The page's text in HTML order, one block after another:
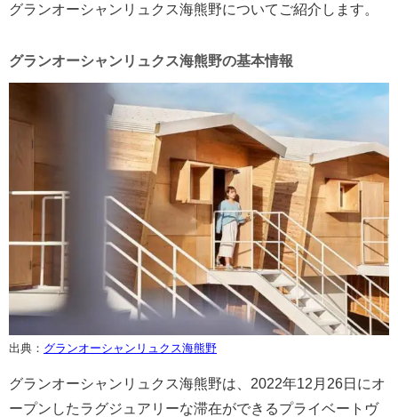
グランオーシャンリュクス海熊野についてご紹介します。
グランオーシャンリュクス海熊野の基本情報
出典： グランオーシャンリュクス海熊野
グランオーシャンリュクス海熊野は、2022年12月26日にオ
ープンしたラグジュアリーな滞在ができるプライベートヴ